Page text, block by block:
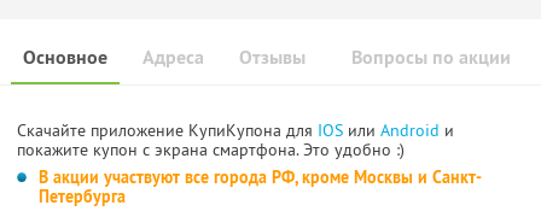
Основное Отзывы Вопросы по акции
Адреса
Скачайте приложение КупиКупона для IOS или Android и
покажите купон с экрана смартфона. Это удобно :)
В акции участвуют все города РФ, кроме Москвы и Санкт-
Петербурга